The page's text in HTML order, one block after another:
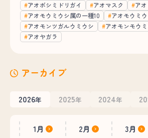
アオボシミドリガイ
アオマスク
ア
アオモウミウシ属の一種10
アオモウミ
アオモンツガルウミウシ
アオモンモウ
アオヤガラ
アーカイブ
2026年 2025年 2024年
1月 2月 3月